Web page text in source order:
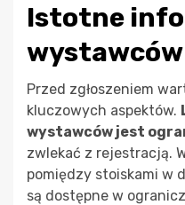
Istotne
wystawców
Przed zgłoszeniem
kluczowych aspektów.
wystawców jest
zwlekać z rejestracją.
pomiędzy stoiskami w
są dostępne w